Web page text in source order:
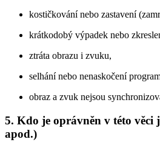
kostičkování nebo zastavení
krátkodobý výpadek nebo
ztráta obrazu i zvuku,
selhání nebo nenaskočení
obraz a zvuk nejsou
5. Kdo je oprávněn v této věci
apod.)